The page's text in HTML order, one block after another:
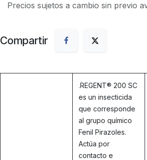
Precios sujetos a cambio sin previo
Compartir
.REGENT® 200 SC
es un insecticida
que corresponde
al grupo químico
Fenil Pirazoles.
Actúa por
contacto e